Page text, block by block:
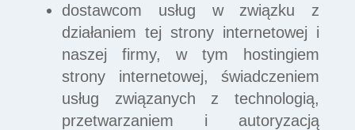
dostawcom usług w związku z
działaniem tej strony internetowej i
naszej firmy, w tym hostingiem
strony internetowej, świadczeniem
usług związanych z technologią,
przetwarzaniem i autoryzacją